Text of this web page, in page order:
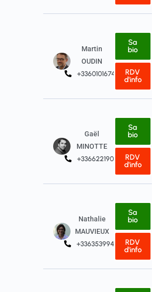
Martin
OUDIN
+33601016745
Sa
bio
RDV
d'info
Gaël
MINOTTE
+33662219015
Sa
bio
RDV
d'info
Nathalie
MAUVIEUX
+33635399415
Sa
bio
RDV
d'info